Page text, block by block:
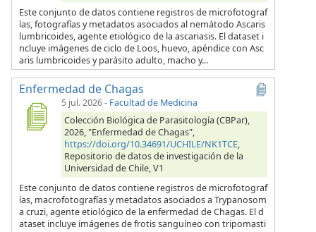
Este conjunto de datos contiene registros de microfotograf
ías, fotografías y metadatos asociados al nemátodo Ascaris
lumbricoides, agente etiológico de la ascariasis. El dataset i
ncluye imágenes de ciclo de Loos, huevo, apéndice con Asc
aris lumbricoides y parásito adulto, macho y...
Enfermedad de Chagas
5 jul. 2026- Facultad de Medicina
Colección Biológica de Parasitología (CBPar),
2026, "Enfermedad de Chagas",
https://doi.org/10.34691/UCHILE/NK1TCE,
Repositorio de datos de investigación de la
Universidad de Chile, V1
Este conjunto de datos contiene registros de microfotograf
ías, macrofotografías y metadatos asociados a Trypanosom
a cruzi, agente etiológico de la enfermedad de Chagas. El d
ataset incluye imágenes de frotis sanguíneo con tripomasti